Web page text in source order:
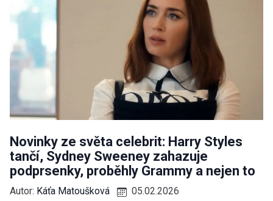
Novinky ze světa celebrit: Harry Styles
tančí, Sydney Sweeney zahazuje
podprsenky, proběhly Grammy a nejen to
Autor: Káťa Matoušková
05.02.2026